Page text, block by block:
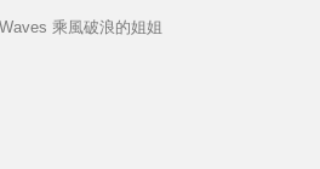
乘風破浪的姐姐